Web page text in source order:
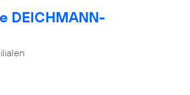
DEICHMANN-